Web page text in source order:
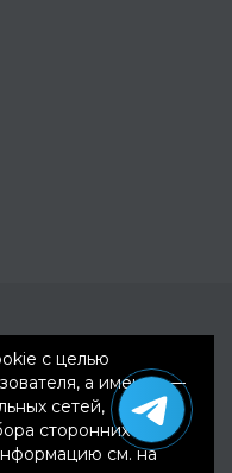
с целью
а именно —
сетей,
сторонних
см. на